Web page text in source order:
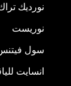
نورديك
نوريست
سول
انسايت